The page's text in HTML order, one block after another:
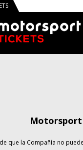
Motorsport
que la Compañía no